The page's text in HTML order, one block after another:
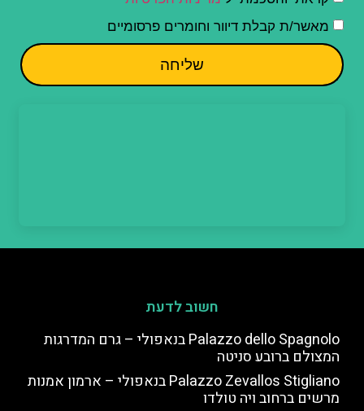
מאשר/ת קבלת דיוור וחומרים פרסומיים
שליחה
חשוב לדעת
Palazzo dello Spagnolo בנאפולי – גרם המדרגות
המצולם ברובע סניטה
Palazzo Zevallos Stigliano בנאפולי – ארמון אמנות
מרשים ברחוב ויה טולדו